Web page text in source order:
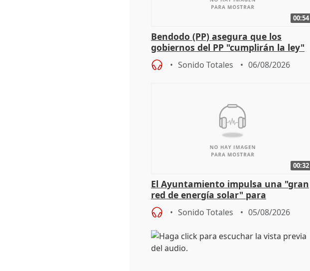
00:54
Bendodo (PP) asegura que los
gobiernos del PP "cumplirán la ley"
sobre los menores migrantes
Sonido Totales 06/08/2026
00:32
El Ayuntamiento impulsa una "gran
red de energía solar" para
autoconsumo
Sonido Totales 05/08/2026